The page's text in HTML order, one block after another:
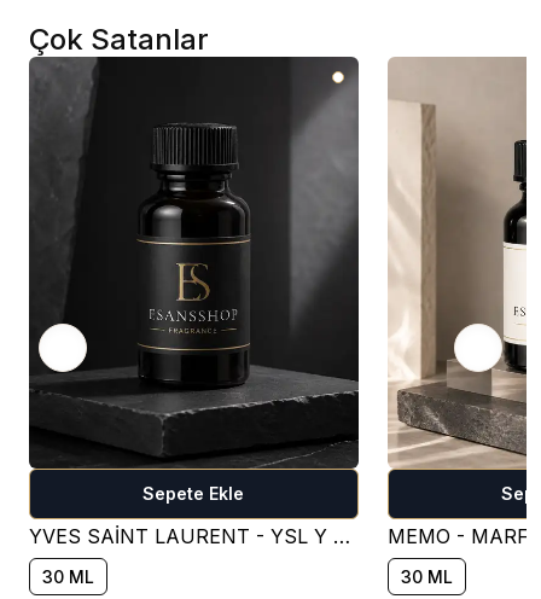
Çok Satanlar
Sepete Ekle
YVES SAİNT LAURENT - YSL Y FOR MEN PARFÜM ESANSI - OM401 ( FRESH )
30 ML 30 ML